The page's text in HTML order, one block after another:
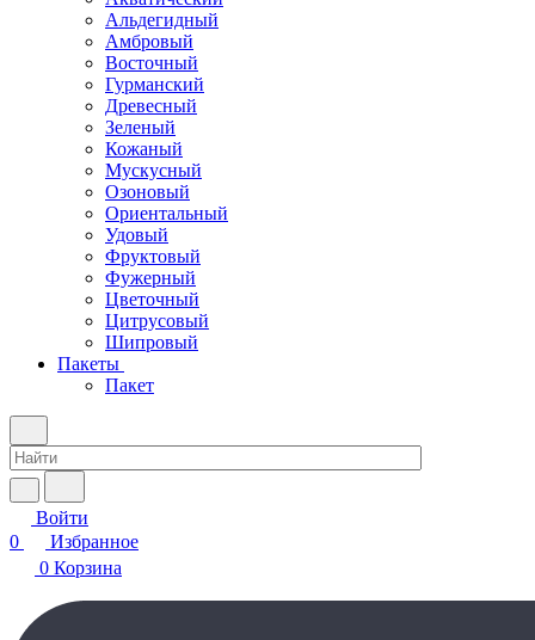
Альдегидный
Амбровый
Восточный
Гурманский
Древесный
Зеленый
Кожаный
Мускусный
Озоновый
Ориентальный
Удовый
Фруктовый
Фужерный
Цветочный
Цитрусовый
Шипровый
Пакеты
Пакет
Войти
0
Избранное
0 Корзина